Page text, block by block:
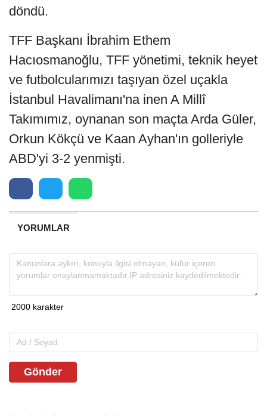
döndü.
TFF Başkanı İbrahim Ethem
Hacıosmanoğlu, TFF yönetimi, teknik heyet
ve futbolcularımızı taşıyan özel uçakla
İstanbul Havalimanı'na inen A Millî
Takımımız, oynanan son maçta Arda Güler,
Orkun Kökçü ve Kaan Ayhan'ın golleriyle
ABD'yi 3-2 yenmişti.
YORUMLAR
Gönder